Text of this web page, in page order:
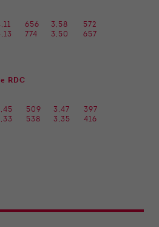
656 3,58
572
774 3,50 657
RDC
509 3,47
397
538 3,35 416